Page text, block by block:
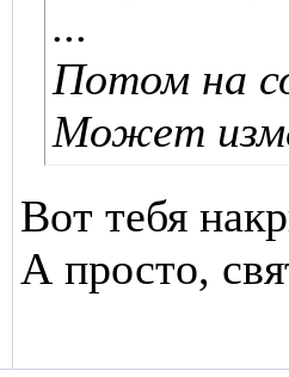
...
Потом на
Может
Вот тебя
А просто,